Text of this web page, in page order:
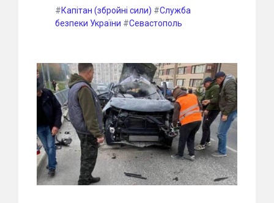
#Капітан (збройні сили) #Служба
безпеки України #Севастополь